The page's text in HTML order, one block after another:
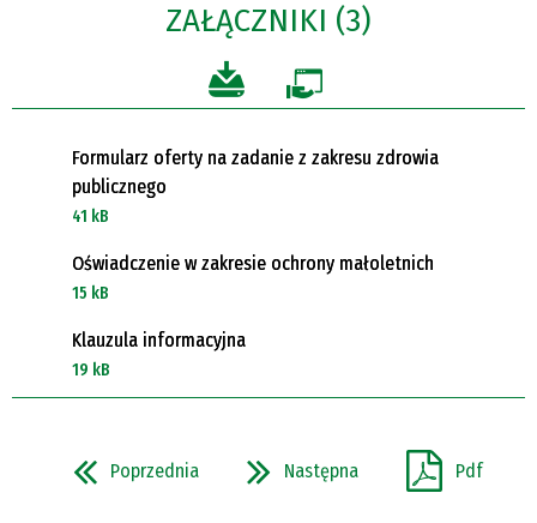
ZAŁĄCZNIKI (3)
Formularz oferty na zadanie z zakresu zdrowia
publicznego
41 kB
Oświadczenie w zakresie ochrony małoletnich
15 kB
Klauzula informacyjna
19 kB
Poprzednia Następna Pdf